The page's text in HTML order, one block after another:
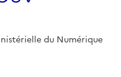
du Numérique